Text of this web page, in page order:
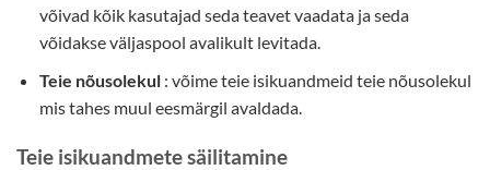
võivad kõik kasutajad seda teavet vaadata ja seda
võidakse väljaspool avalikult levitada.
Teie nõusolekul: võime teie isikuandmeid teie nõusolekul
mis tahes muul eesmärgil avaldada.
Teie isikuandmete säilitamine